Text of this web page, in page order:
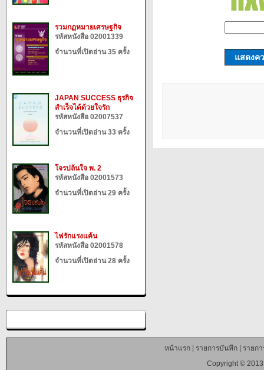
รวมกฏหมายเศรษฐกิจ
รหัสหนังสือ 02001339
จำนวนที่เปิดอ่าน 35 ครั้ง
JAPAN SUCCESS ธุรกิจ
สำเร็จได้ด้วยใจรัก
รหัสหนังสือ 02007537
จำนวนที่เปิดอ่าน 33 ครั้ง
โจรปล้นใจ พ. 2
รหัสหนังสือ 02001573
จำนวนที่เปิดอ่าน 29 ครั้ง
ไฟรักแรงแค้น
รหัสหนังสือ 02001578
จำนวนที่เปิดอ่าน 28 ครั้ง
แสดงค
หน้าแรก| รายการบันทึก|
รายก
Copyright ©